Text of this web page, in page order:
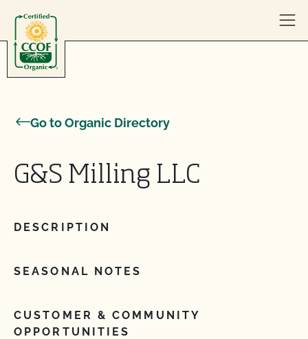
Go to Organic Directory
G&S Milling LLC
DESCRIPTION
SEASONAL NOTES
CUSTOMER & COMMUNITY
OPPORTUNITIES